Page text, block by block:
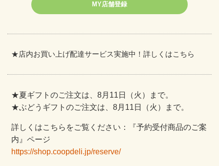
MY店舗登録
★店内お買い上げ配達サービス実施中！詳しくはこちら
★夏ギフトのご注文は、8月11日（火）まで。
★ぶどうギフトのご注文は、8月11日（火）まで。
詳しくはこちらをご覧ください：『予約受付商品のご案
内』ページ
https://shop.coopdeli.jp/reserve/